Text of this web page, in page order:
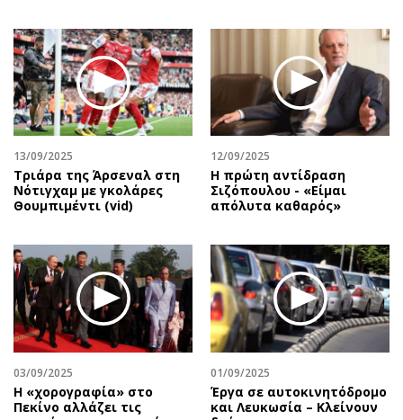
13/09/2025
Τριάρα της Άρσεναλ στη
Νότιγχαμ με γκολάρες
Θουμπιμέντι (vid)
12/09/2025
Η πρώτη αντίδραση
Σιζόπουλoυ - «Είμαι
απόλυτα καθαρός»
03/09/2025
Η «χορογραφία» στο
Πεκίνο αλλάζει τις
01/09/2025
Έργα σε αυτοκινητόδρομο
και Λευκωσία – Κλείνουν